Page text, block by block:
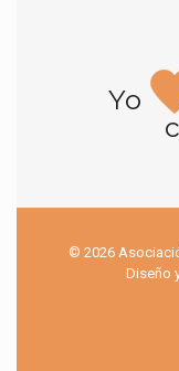
Yo
© 2026
Diseño